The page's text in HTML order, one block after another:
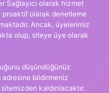
Sağlayıcı olarak hizmet
olarak denetleme
Ancak, üyelerimiz
olup, siteye üye olarak
düşündüğünüz
adresine bildirmeniz
kaldırılacaktır.